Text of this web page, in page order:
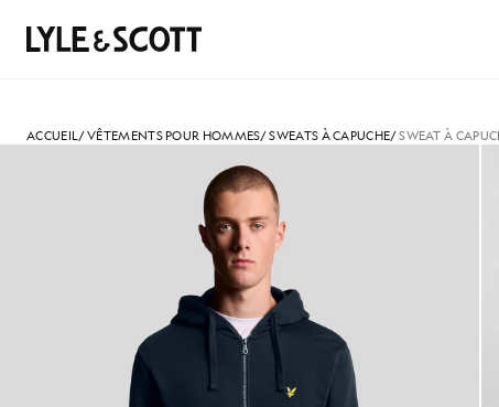
Rechercher
ACCUEIL/VÊTEMENTS POUR HOMMES/SWEATS À CAPUCHE/SWEAT À